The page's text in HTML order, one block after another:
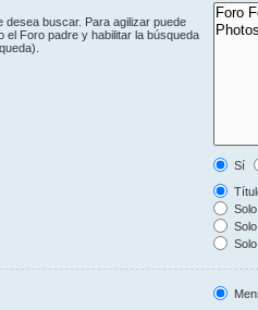
desea buscar. Para agilizar puede
Foro padre y habilitar la búsqueda
Sí